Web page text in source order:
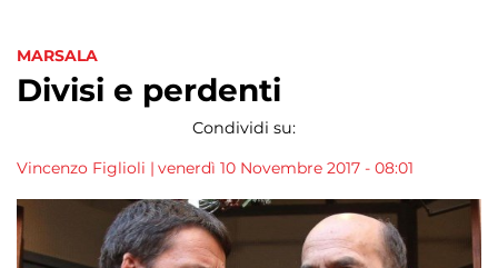
MARSALA
Divisi e perdenti
Condividi su:
Vincenzo Figlioli | venerdì 10 Novembre 2017 - 08:01